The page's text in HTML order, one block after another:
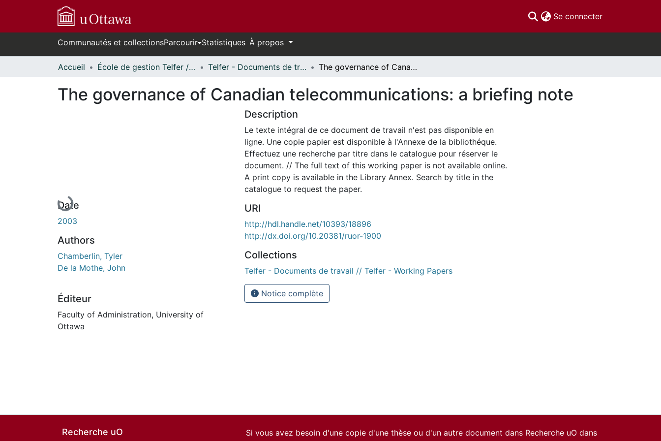
Se connecter(current)
Communautés et collectionsParcourir Statistiques À propos
Accueil École de gestion Telfer // Telfer School of Management Telfer - Documents de travail // Telfer - Working Papers The governance of Canadian telecommunications: a briefing note
The governance of Canadian telecommunications: a briefing note
En cours de chargement...
Date
2003
Authors
Chamberlin, Tyler
De la Mothe, John
Éditeur
Faculty of Administration, University of
Ottawa
Description
Le texte intégral de ce document de travail n'est pas disponible en
ligne. Une copie papier est disponible à l'Annexe de la bibliothéque.
Effectuez une recherche par titre dans le catalogue pour réserver le
document. // The full text of this working paper is not available online.
A print copy is available in the Library Annex. Search by title in the
catalogue to request the paper.
URI
http://hdl.handle.net/10393/18896
http://dx.doi.org/10.20381/ruor-1900
Collections
Telfer - Documents de travail // Telfer - Working Papers
Notice complète
Recherche uO
Si vous avez besoin d'une copie d'une thèse ou d'un autre document dans Recherche uO dans